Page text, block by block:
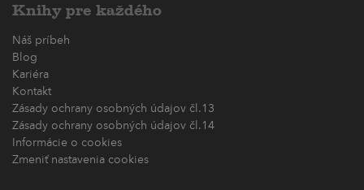
Knihy pre každého
Náš príbeh
Blog
Kariéra
Kontakt
Zásady ochrany osobných údajov čl.13
Zásady ochrany osobných údajov čl.14
Informácie o cookies
Zmeniť nastavenia cookies